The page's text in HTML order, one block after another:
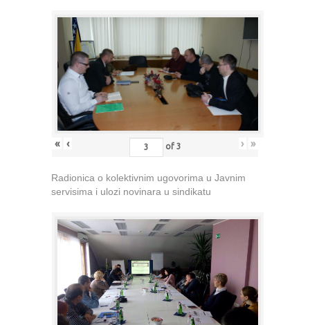
« ‹ of 3 › »
Radionica o kolektivnim ugovorima u Javnim
servisima i ulozi novinara u sindikatu